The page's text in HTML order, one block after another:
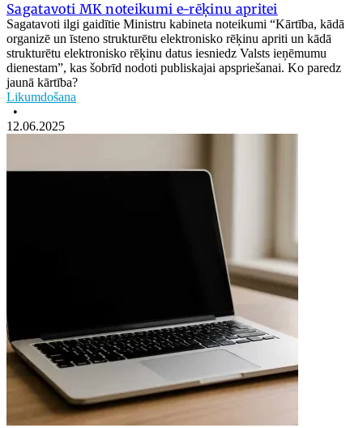
Sagatavoti MK noteikumi e-rēķinu apritei
Sagatavoti ilgi gaidītie Ministru kabineta noteikumi “Kārtība, kādā
organizē un īsteno strukturētu elektronisko rēķinu apriti un kādā
strukturētu elektronisko rēķinu datus iesniedz Valsts ieņēmumu
dienestam”, kas šobrīd nodoti publiskajai apspriešanai. Ko paredz
jaunā kārtība?
Likumdošana
•
12.06.2025